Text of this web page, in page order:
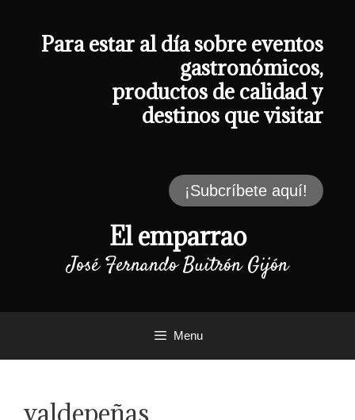
contenidoPara estar al día sobre eventos
gastronómicos,
productos de calidad y
destinos que visitar
¡Subcríbete aquí!
El emparrao
José Fernando Buitrón Gijón
Menu
valdepeñas